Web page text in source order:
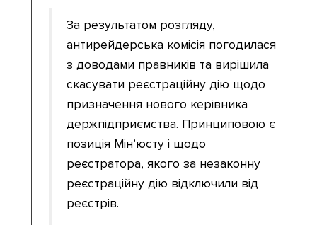
За результатом розгляду,
антирейдерська комісія погодилася
з доводами правників та вирішила
скасувати реєстраційну дію щодо
призначення нового керівника
держпідприємства. Принциповою є
позиція Мін’юсту і щодо
реєстратора, якого за незаконну
реєстраційну дію відключили від
реєстрів.